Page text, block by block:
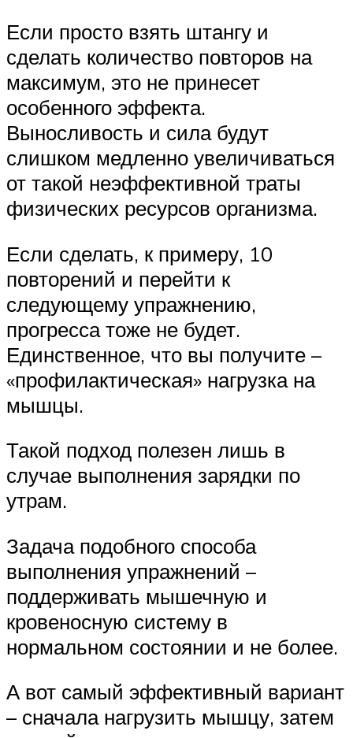
Если просто взять штангу и
сделать количество повторов на
максимум, это не принесет
особенного эффекта.
Выносливость и сила будут
слишком медленно увеличиваться
от такой неэффективной траты
физических ресурсов организма.
Если сделать, к примеру, 10
повторений и перейти к
следующему упражнению,
прогресса тоже не будет.
Единственное, что вы получите –
«профилактическая» нагрузка на
мышцы.
Такой подход полезен лишь в
случае выполнения зарядки по
утрам.
Задача подобного способа
выполнения упражнений –
поддерживать мышечную и
кровеносную систему в
нормальном состоянии и не более.
А вот самый эффективный вариант
– сначала нагрузить мышцу, затем